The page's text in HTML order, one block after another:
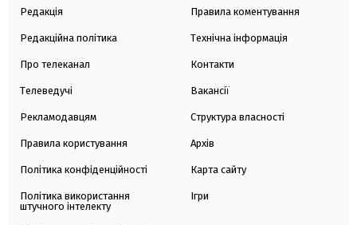
Редакція
Редакційна політика
Про телеканал
Телеведучі
Рекламодавцям
Правила користування
Політика конфіденційності
Політика використання
штучного інтелекту
Правила коментування
Технічна інформація
Контакти
Вакансії
Структура власності
Архів
Карта сайту
Ігри